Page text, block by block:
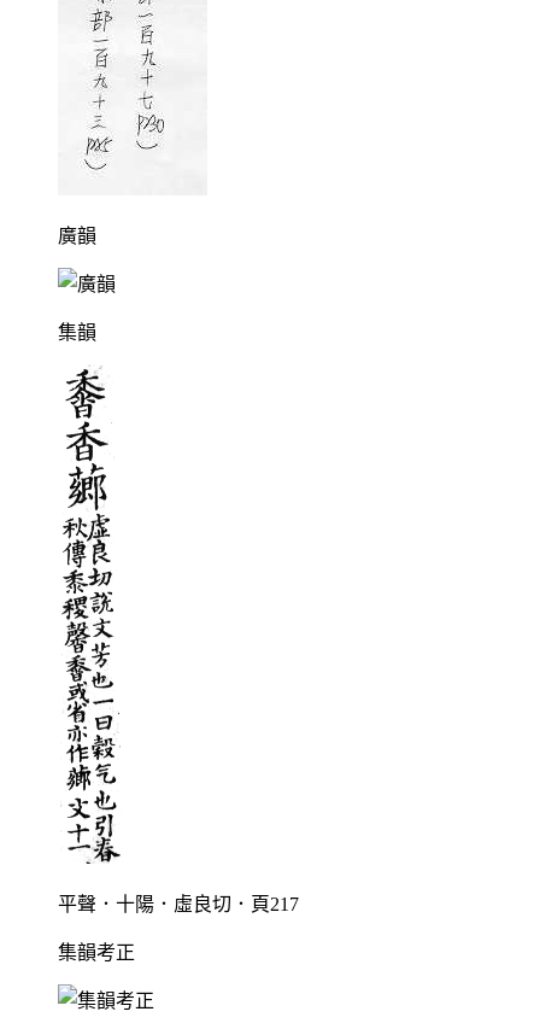
廣韻
集韻
平聲．十陽．虛良切．頁217
集韻考正